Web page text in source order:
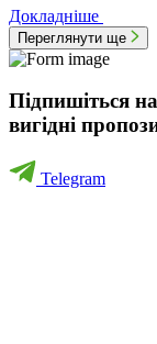
Докладніше
Переглянути ще
Підпишіться
вигідні
Telegram